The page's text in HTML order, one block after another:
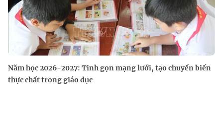
Năm học 2026-2027: Tinh gọn mạng lưới, tạo chuyển biến
thực chất trong giáo dục